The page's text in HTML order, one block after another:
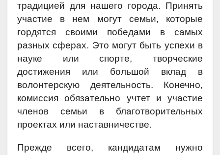
традицией для нашего города. Принять
участие в нем могут семьи, которые
гордятся своими победами в самых
разных сферах. Это могут быть успехи в
науке или спорте, творческие
достижения или большой вклад в
волонтерскую деятельность. Конечно,
комиссия обязательно учтет и участие
членов семьи в благотворительных
проектах или наставничестве.
Прежде всего, кандидатам нужно